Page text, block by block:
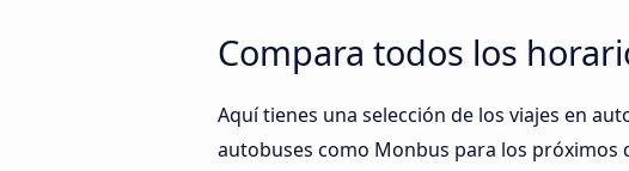
Compara todos los
Aquí tienes una selección de los viajes en
autobuses como Monbus para los próximos